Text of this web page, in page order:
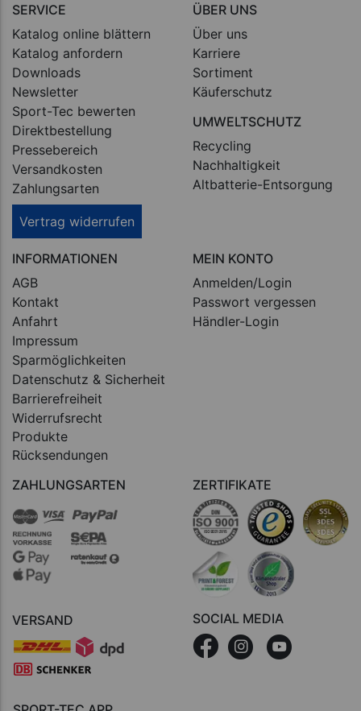
SERVICE
Katalog online blättern
Katalog anfordern
Downloads
Newsletter
Sport-Tec bewerten
Direktbestellung
Pressebereich
Versandkosten
Zahlungsarten
Vertrag widerrufen
ÜBER UNS
Über uns
Karriere
Sortiment
Käuferschutz
UMWELTSCHUTZ
Recycling
Nachhaltigkeit
Altbatterie-Entsorgung
INFORMATIONEN
AGB
Kontakt
Anfahrt
Impressum
Sparmöglichkeiten
Datenschutz & Sicherheit
Barrierefreiheit
Widerrufsrecht
Produkte
Rücksendungen
MEIN KONTO
Anmelden/Login
Passwort vergessen
Händler-Login
ZAHLUNGSARTEN
VERSAND
ZERTIFIKATE
SOCIAL MEDIA